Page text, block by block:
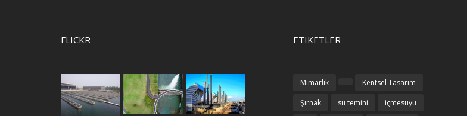
FLICKR ETIKETLER
Mimarlık
Kentsel Tasarım
Şırnak
su temini içmesuyu